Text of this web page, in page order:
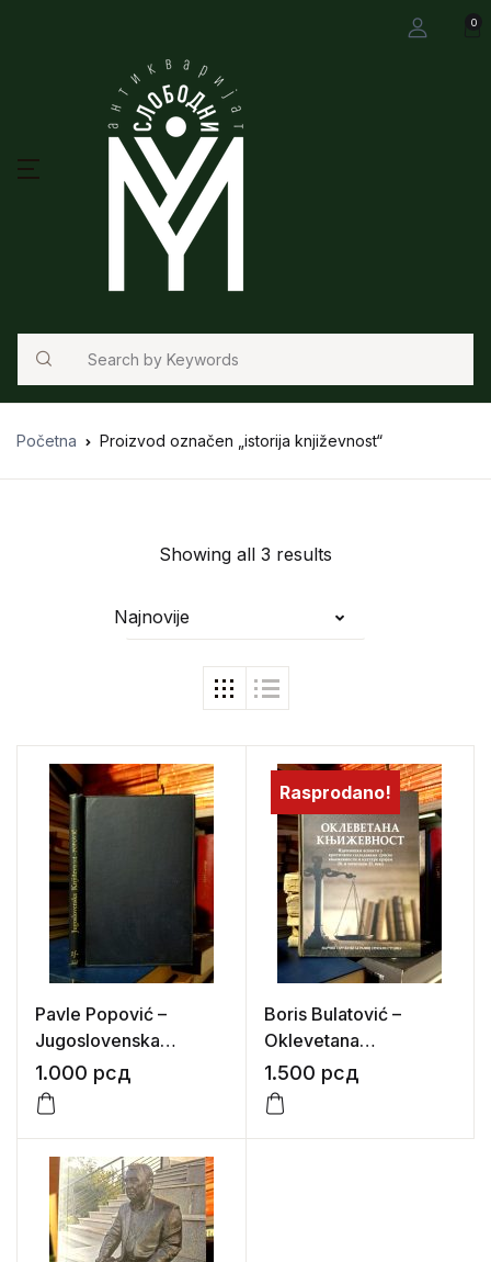
0
Search
Početna Proizvod označen „istorija književnost“
Showing all 3 results
Najnovije
Pavle Popović –
Jugoslovenska
književnost
1.000 рсд
Rasprodano!
Boris Bulatović –
Oklevetana
književnost: ideološki
aspekti u kritičkom
sagledavanju srpske
književnosti i kulture
1.500 рсд